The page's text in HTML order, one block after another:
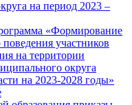
на период 2023 –
«Формирование
участников
на территории
округа
на 2023-2028 годы»